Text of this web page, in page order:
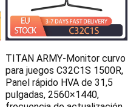
TITAN ARMY-Monitor curvo
para juegos C32C1S 1500R,
Panel rápido HVA de 31,5
pulgadas, 2560×1440,